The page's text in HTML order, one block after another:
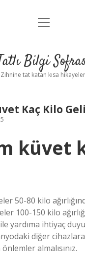
Anasayfa
Yasal Uyarı
menüyü
Bilgi
Zihnine tat katan kısa
Kaç Kilo
küvet
50-80 kilo
100-150 kilo
yardıma ihtiyaç
diğer
almalısınız.